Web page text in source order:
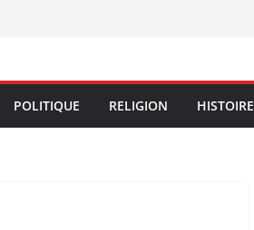
POLITIQUE RELIGION HISTOIRE